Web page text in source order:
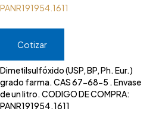
Cotizar
Dimetilsulfóxido (USP, BP, Ph. Eur.)
grado farma. CAS 67-68-5 . Envase
de un litro. CODIGO DE COMPRA:
PANR191954.1611